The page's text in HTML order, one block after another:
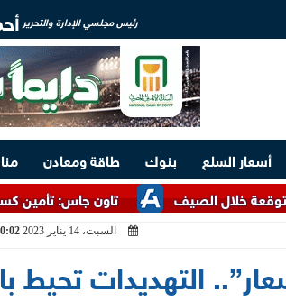
رئيس مجلسي الإدارة والتحرير
أسعار السلع بنوك طاقة ومعادن
تاون جاس: تأمين كسر بخط غاز الصيف
السبت، 14 يناير 2023 10:02
التهديدات تحيط